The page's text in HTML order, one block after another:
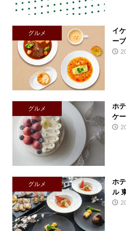
グルメ
イ
ー
グルメ
ホ
ケ
グルメ
ホ
ル